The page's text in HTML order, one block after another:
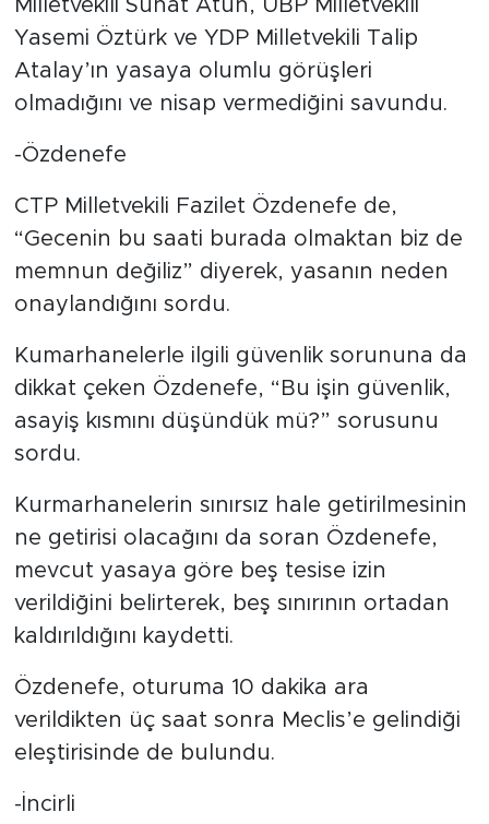
Milletvekili Sunat Atun, UBP Milletvekili
Yasemi Öztürk ve YDP Milletvekili Talip
Atalay’ın yasaya olumlu görüşleri
olmadığını ve nisap vermediğini savundu.
-Özdenefe
CTP Milletvekili Fazilet Özdenefe de,
“Gecenin bu saati burada olmaktan biz de
memnun değiliz” diyerek, yasanın neden
onaylandığını sordu.
Kumarhanelerle ilgili güvenlik sorununa da
dikkat çeken Özdenefe, “Bu işin güvenlik,
asayiş kısmını düşündük mü?” sorusunu
sordu.
Kurmarhanelerin sınırsız hale getirilmesinin
ne getirisi olacağını da soran Özdenefe,
mevcut yasaya göre beş tesise izin
verildiğini belirterek, beş sınırının ortadan
kaldırıldığını kaydetti.
Özdenefe, oturuma 10 dakika ara
verildikten üç saat sonra Meclis’e gelindiği
eleştirisinde de bulundu.
-İncirli